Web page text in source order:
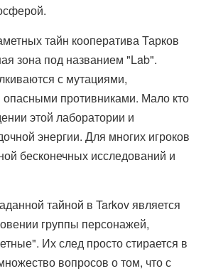
тайн кооператива Тарков
зона под названием "Lab".
с мутациями,
опасными противниками. Мало кто
этой лаборатории и
энергии. Для многих игроков
бесконечных исследований и
тайной в Tarkov является
группы персонажей,
Их след просто стирается в
вопросов о том, что с